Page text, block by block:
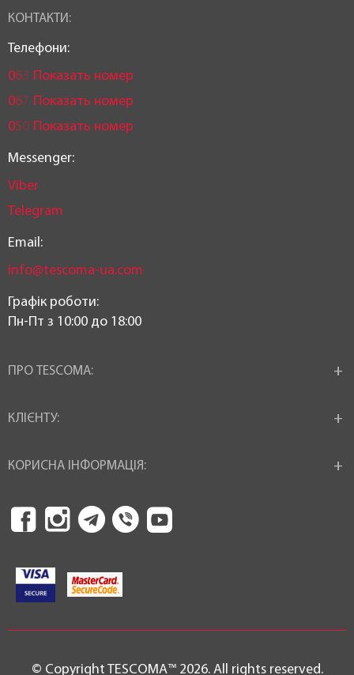
КОНТАКТИ:
Телефони:
063 Показать номер
067 Показать номер
050 Показать номер
Messenger:
Viber
Telegram
Email:
info@tescoma-ua.com
Графік роботи:
Пн-Пт з 10:00 до 18:00
ПРО TESCOMA:
КЛІЄНТУ:
КОРИСНА ІНФОРМАЦІЯ:
© Copyright TESCOMA™ 2026. All rights reserved.